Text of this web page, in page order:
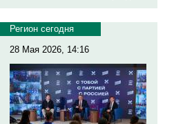
Регион сегодня
28 Мая 2026, 14:16